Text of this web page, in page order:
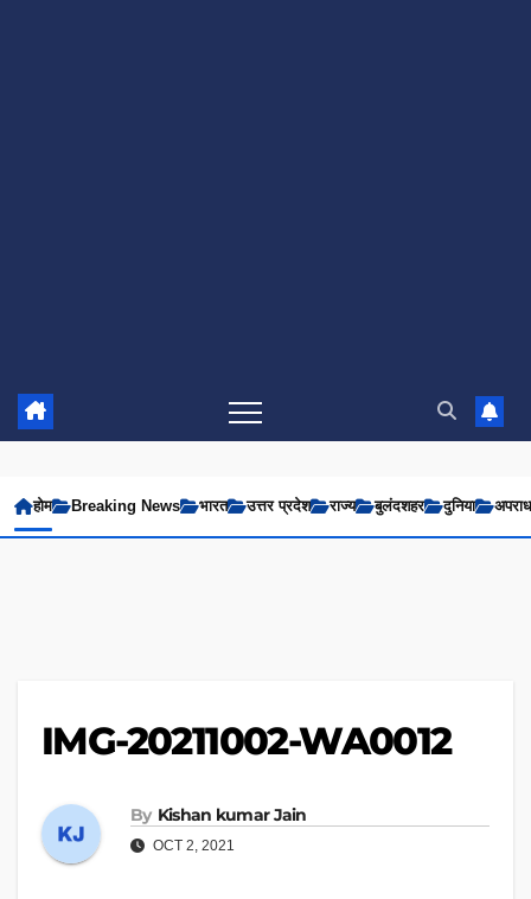
होम Breaking News भारत उत्तर प्रदेश राज्य बुलंदशहर दुनिया अपराध
IMG-20211002-WA0012
By Kishan kumar Jain
OCT 2, 2021